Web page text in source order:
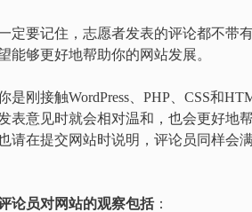
定要记住，志愿者发表的评论都不带
能够更好地帮助你的网站发展。
是刚接触WordPress、PHP、CSS和
表意见时就会相对温和，也会更好地
请在提交网站时说明，评论员同样会
论员对网站的观察包括：